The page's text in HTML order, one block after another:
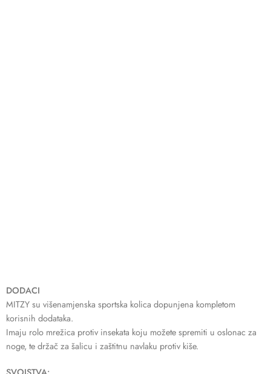
DODACI
MITZY su višenamjenska sportska kolica dopunjena kompletom
korisnih dodataka.
Imaju rolo mrežica protiv insekata koju možete spremiti u oslonac za
noge, te držač za šalicu i zaštitnu navlaku protiv kiše.